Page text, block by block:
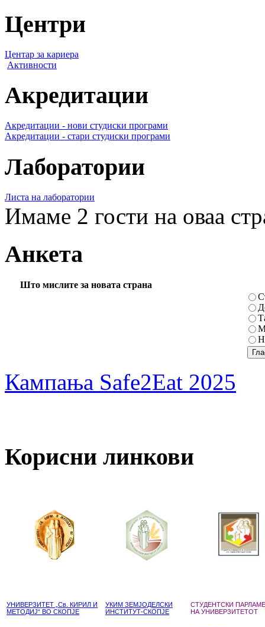
Центри
Центар за кариера
Активности
Акредитации
Акредитации - нови студиски програми
Акредитации - стари студиски програми
Лаборатории
Листа на лаборатории
Имаме 2 гости на оваа
Анкета
Што мислите за новата страна
Кампања Safe2Eat 2025
Корисни линкови
УНИВЕРЗИТЕТ „Св. КИРИЛ И
МЕТОДИЈ“ ВО СКОПЈЕ
УКИМ ЗЕМЈОДЕЛСКИ
ИНСТИТУТ-СКОПЈЕ
СТУДЕНТСКИ
НА УНИВЕРЗИТЕТОТ